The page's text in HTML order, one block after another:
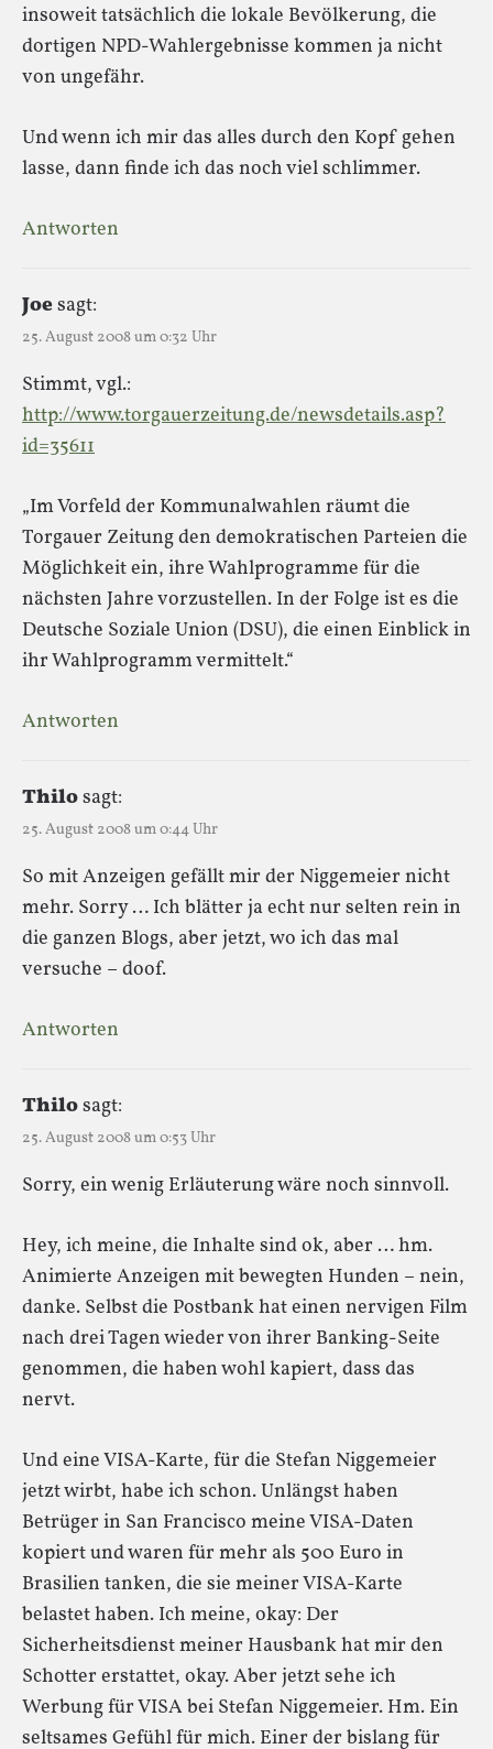
insoweit tatsächlich die lokale Bevölkerung, die
dortigen NPD-Wahlergebnisse kommen ja nicht
von ungefähr.
Und wenn ich mir das alles durch den Kopf gehen
lasse, dann finde ich das noch viel schlimmer.
Antworten
Joesagt:
25. August 2008 um 0:32 Uhr
Stimmt, vgl.:
http://www.torgauerzeitung.de/newsdetails.asp?
id=35611
„Im Vorfeld der Kommunalwahlen räumt die
Torgauer Zeitung den demokratischen Parteien die
Möglichkeit ein, ihre Wahlprogramme für die
nächsten Jahre vorzustellen. In der Folge ist es die
Deutsche Soziale Union (DSU), die einen Einblick in
ihr Wahlprogramm vermittelt.“
Antworten
Thilosagt:
25. August 2008 um 0:44 Uhr
So mit Anzeigen gefällt mir der Niggemeier nicht
mehr. Sorry … Ich blätter ja echt nur selten rein in
die ganzen Blogs, aber jetzt, wo ich das mal
versuche – doof.
Antworten
Thilosagt:
25. August 2008 um 0:53 Uhr
Sorry, ein wenig Erläuterung wäre noch sinnvoll.
Hey, ich meine, die Inhalte sind ok, aber … hm.
Animierte Anzeigen mit bewegten Hunden – nein,
danke. Selbst die Postbank hat einen nervigen Film
nach drei Tagen wieder von ihrer Banking-Seite
genommen, die haben wohl kapiert, dass das
nervt.
Und eine VISA-Karte, für die Stefan Niggemeier
jetzt wirbt, habe ich schon. Unlängst haben
Betrüger in San Francisco meine VISA-Daten
kopiert und waren für mehr als 500 Euro in
Brasilien tanken, die sie meiner VISA-Karte
belastet haben. Ich meine, okay: Der
Sicherheitsdienst meiner Hausbank hat mir den
Schotter erstattet, okay. Aber jetzt sehe ich
Werbung für VISA bei Stefan Niggemeier. Hm. Ein
seltsames Gefühl für mich. Einer der bislang für